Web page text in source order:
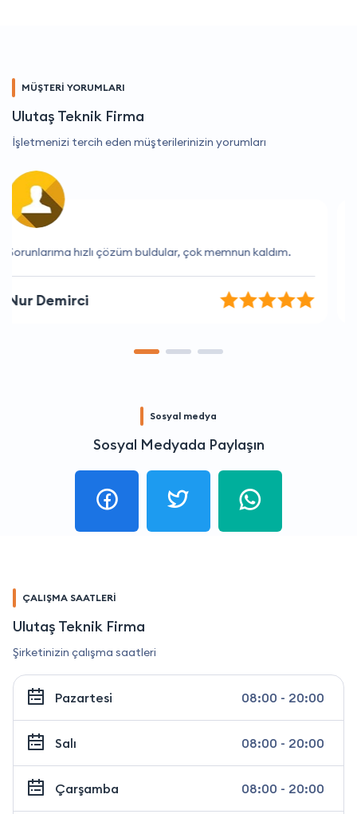
MÜŞTERİ YORUMLARI
Ulutaş Teknik Firma
İşletmenizi tercih eden müşterilerinizin yorumları
İhtiyaçlarımı tam olarak karşılayan bir firma.
Seda Kılıç
Sosyal medya
Sosyal Medyada Paylaşın
ÇALIŞMA SAATLERİ
Ulutaş Teknik Firma
Şirketinizin çalışma saatleri
Pazartesi 08:00 - 20:00
Salı 08:00 - 20:00
Çarşamba 08:00 - 20:00